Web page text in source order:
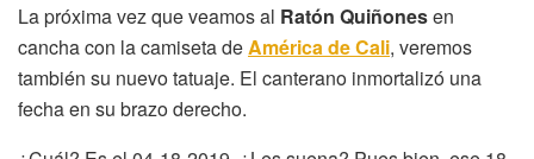
La próxima vez que veamos al Ratón Quiñonesen
cancha con la camiseta deAmérica de Cali, veremos
también su nuevo tatuaje. El canterano inmortalizó una
fecha en su brazo derecho.